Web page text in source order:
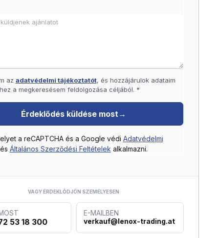
az adatvédelmi tájékoztatót, és hozzájárulok adataim
a megkeresésem feldolgozása céljából. *
Érdeklődés küldése most→
a reCAPTCHA és a Google védi Adatvédelmi
és Általános Szerződési Feltételek alkalmazni.
VAGY ÉRDEKLŐDJÖN SZEMÉLYESEN
53 18 300
E-MAILBEN
verkauf@lenox-trading.at